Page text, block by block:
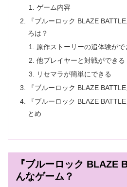
ゲーム内容
『ブルーロック BLAZE
ろは？
原作ストーリーの追体験がで
他プレイヤーと対戦ができる
リセマラが簡単にできる
『ブルーロック BLAZE
『ブルーロック BLAZE
とめ
『ブルーロック BLAZE
んなゲーム？